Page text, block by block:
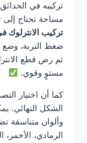
تركيبه في
مساحة تحتاج إلى
تركيب الانترلوك
ضغط التربة، وضع
ثم رص قطع
مستوٍ وقوي.
كما أن اختيار
الشكل النهائي.
وألوان متناسقة
الرمادي، الأحمر،